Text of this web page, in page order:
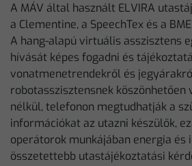
A MÁV által használt ELVIRA
a Clementine, a SpeechTex és a
A hang-alapú virtuális asszisztens
hívását képes fogadni és
vonatmenetrendekről és
robotasszisztensnek köszönhetően
nélkül, telefonon megtudhatják a
információkat az utazni készülők,
operátorok munkájában energia és
összetettebb utastájékoztatási